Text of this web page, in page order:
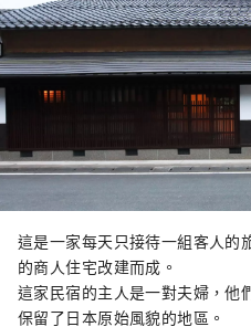
這是一家每天只接待一組客人的
的商人住宅改建而成。
這家民宿的主人是一對夫婦，他
保留了日本原始風貌的地區。